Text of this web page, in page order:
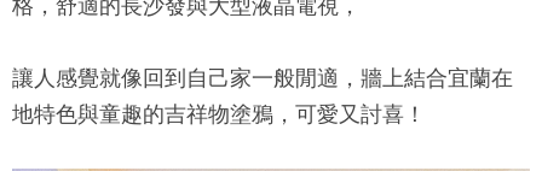
格，舒適的長沙發與大型液晶電視，
讓人感覺就像回到自己家一般閒適，牆上結合宜蘭在
地特色與童趣的吉祥物塗鴉，可愛又討喜！